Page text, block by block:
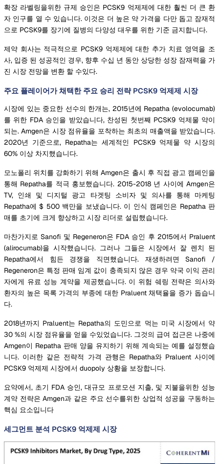
확장 라벨링을위한 규제 승인은 PCSK9 억제제에 대한 훨씬 더 큰 환
자 인구를 열 수 있습니다. 이것은 더 높은 약 가격을 다만 돕고 잠재적
으로 PCSK9를 장기에 질병의 다양성 대우를 위한 기준 금지합니다.
제약 회사는 적극적으로 PCSK9 억제제에 대한 추가 치료 영역을 조
사, 입증 된 성공적인 경우, 향후 수십 년 동안 상당한 성장 잠재력을 가
진 시장 전망을 변환 할 수있다.
주요 플레이어가 채택한 주요 승리 전략 PCSK9 억제제 시장
시장에 있는 중요한 선수의 한개는, 2015년에 Repatha (evolocumab)
를 위한 FDA 승인을 받았습니다, 찬성된 첫번째 PCSK9 억제물 약이
되는. Amgen은 시장 점유율을 포착하는 최초의 매출액을 받았습니다.
2020년 기준으로, Repatha는 세계적인 PCSK9 억제물 약 시장의
60% 이상 차지했습니다.
모노폴리 위치를 강화하기 위해 Amgen은 출시 후 직접 광고 캠페인을
통해 Repatha를 적극 홍보했습니다. 2015-2018 년 사이에 Amgen은
TV, 인쇄 및 디지털 광고 타겟팅 소비자 및 의사를 통해 마케팅
Repatha에 $ 500 백만을 보냈습니다. 이 인식 캠페인은 Repatha 판
매를 초기에 크게 향상하고 시장 리더로 설립했습니다.
마찬가지로 Sanofi 및 Regeneron은 FDA 승인 후 2015에서 Praluent
(alirocumab)을 시작했습니다. 그러나 그들은 시장에서 잘 렌치 된
Repatha에서 힘든 경쟁을 직면했습니다. 재생하려면 Sanofi /
Regeneron은 특정 판매 임계 값이 충족되지 않은 경우 약국 이익 관리
자에게 유료 성능 계약을 제공했습니다. 이 위험 쉐링 전략은 의사와
환자의 높은 목록 가격의 부종에 대한 Praluent 채택율을 증가 돕습니
다.
2018년까지 Praluent는 Repatha의 도민으로 먹는 미국 시장에서 약
30 %의 시장 점유율을 얻을 수있었습니다. 그것의 급여 접근은 나중에
Amgen이 Repatha 판매 양을 유지하기 위해 계속되는 예를 설정했습
니다. 이러한 같은 전략적 가격 관행은 Repatha와 Praluent 사이에
PCSK9 억제제 시장에서 duopoly 상황을 보장합니다.
요약에서, 초기 FDA 승인, 대규모 프로모션 지출, 및 지불을위한 성능
계약 전략은 Amgen과 같은 주요 선수를위한 상업적 성공을 구동하는
핵심 요소입니다
세그먼트 분석 PCSK9 억제제 시장